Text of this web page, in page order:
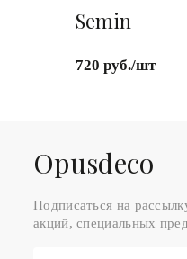
Semin
720 руб./шт
Оpusdeco
Подписаться на
акций, специальных